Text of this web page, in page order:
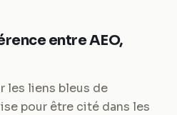
entre AEO,
les liens bleus de
pour être cité dans les